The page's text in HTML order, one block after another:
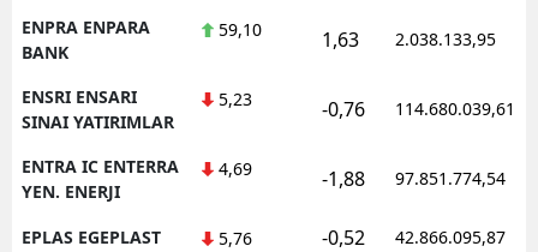
ENPRA ENPARA
BANK
59,10 1,63 2.038.133,95
ENSRI ENSARI
SINAI YATIRIMLAR
5,23 -0,76 114.680.039,61
ENTRA IC ENTERRA
YEN. ENERJI
4,69 -1,88 97.851.774,54
EPLAS EGEPLAST 5,76 -0,52 42.866.095,87